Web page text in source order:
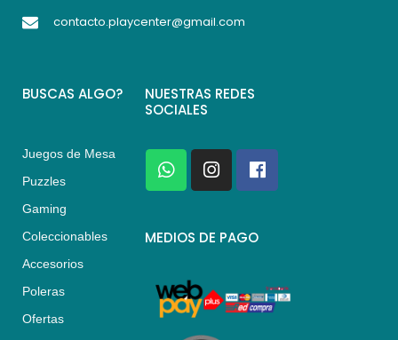
contacto.playcenter@gmail.com
BUSCAS ALGO?
Juegos de Mesa
Puzzles
Gaming
Coleccionables
Accesorios
Poleras
Ofertas
NUESTRAS REDES
SOCIALES
W
h
a
s
p
I
n
s
a
a
m
F
a
c
b
k
MEDIOS DE PAGO